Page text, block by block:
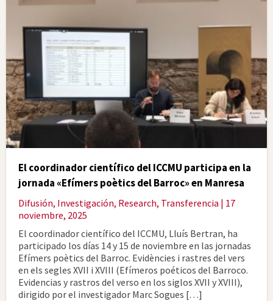
El coordinador científico del ICCMU participa en la
jornada «Efímers poètics del Barroc» en Manresa
Difusión, Investigación, Research, Transferencia | 17
noviembre, 2025
El coordinador científico del ICCMU, Lluís Bertran, ha
participado los días 14 y 15 de noviembre en las jornadas
Efímers poètics del Barroc. Evidències i rastres del vers
en els segles XVII i XVIII (Efímeros poéticos del Barroco.
Evidencias y rastros del verso en los siglos XVII y XVIII),
dirigido por el investigador Marc Sogues […]